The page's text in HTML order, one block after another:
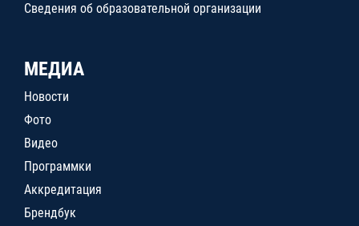
Сведения об образовательной организации
МЕДИА
Новости
Фото
Видео
Программки
Аккредитация
Брендбук